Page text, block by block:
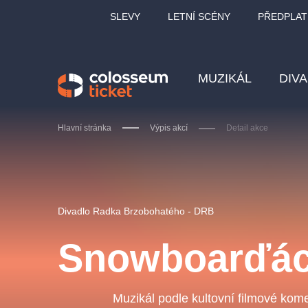
SLEVY LETNÍ SCÉNY
MUZIKÁL
Hlavní stránka Výpis akcí Detail akce
Divadlo Radka Brzobohatého - DRB
Muzikál podle kultovní filmové
OBYČEJNÁ HOLKA